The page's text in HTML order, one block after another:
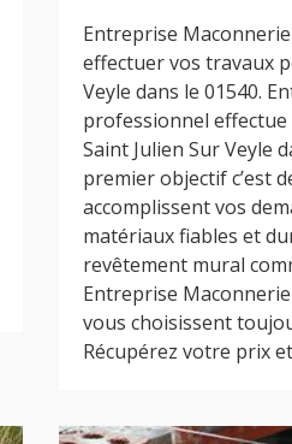
Entreprise
effectuer vos travaux
Veyle dans le 01540.
professionnel
Saint Julien Sur Veyle
premier objectif c’est
accomplissent vos
matériaux fiables et
revêtement mural
Entreprise Maconnerie
vous choisissent
Récupérez votre prix